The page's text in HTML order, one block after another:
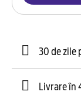
30 de zile
Livrare în